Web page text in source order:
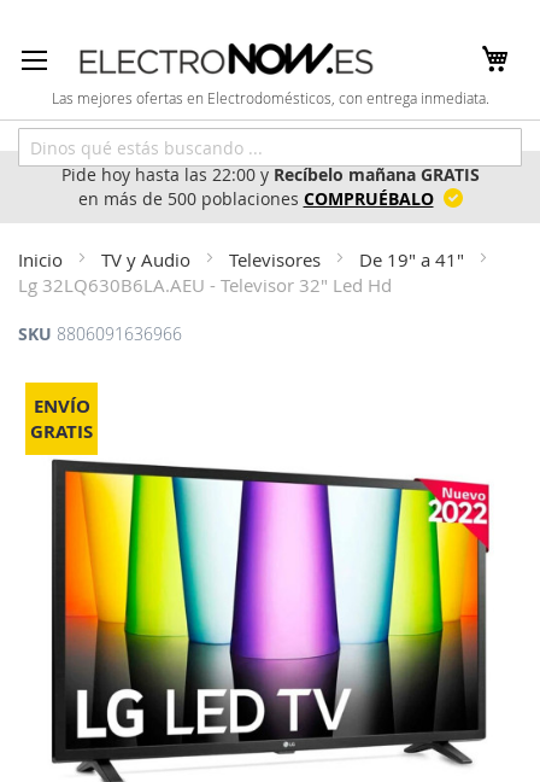
al
contenido
Las mejores ofertas en Electrodomésticos, con entrega inmediata.
Pide hoy hasta las 22:00 yRecíbelo mañana GRATIS
en más de 500 poblaciones COMPRUÉBALO
Inicio TV y Audio Televisores
De 19" a 41"
Lg 32LQ630B6LA.AEU - Televisor 32" Led Hd
ENVÍO
GRATIS
SKU 8806091636966
Saltar
final
de
imágenes